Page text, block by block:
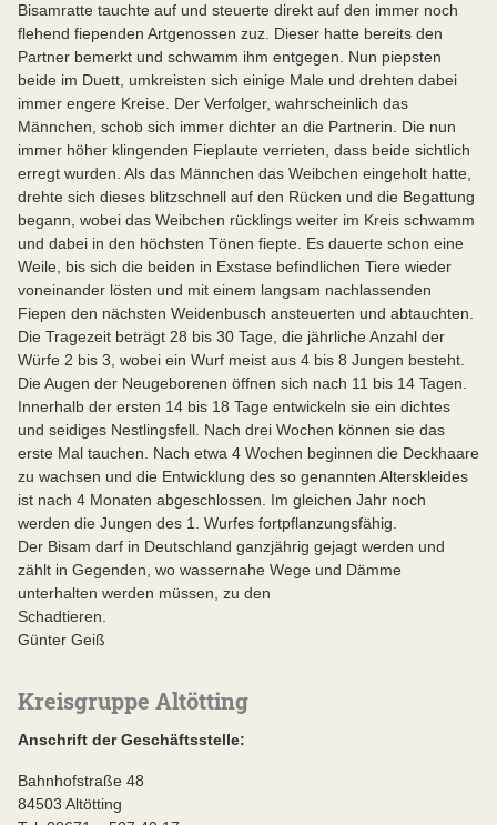
Bisamratte tauchte auf und steuerte direkt auf den immer noch
flehend fiependen Artgenossen zuz. Dieser hatte bereits den
Partner bemerkt und schwamm ihm entgegen. Nun piepsten
beide im Duett, umkreisten sich einige Male und drehten dabei
immer engere Kreise. Der Verfolger, wahrscheinlich das
Männchen, schob sich immer dichter an die Partnerin. Die nun
immer höher klingenden Fieplaute verrieten, dass beide sichtlich
erregt wurden. Als das Männchen das Weibchen eingeholt hatte,
drehte sich dieses blitzschnell auf den Rücken und die Begattung
begann, wobei das Weibchen rücklings weiter im Kreis schwamm
und dabei in den höchsten Tönen fiepte. Es dauerte schon eine
Weile, bis sich die beiden in Exstase befindlichen Tiere wieder
voneinander lösten und mit einem langsam nachlassenden
Fiepen den nächsten Weidenbusch ansteuerten und abtauchten.
Die Tragezeit beträgt 28 bis 30 Tage, die jährliche Anzahl der
Würfe 2 bis 3, wobei ein Wurf meist aus 4 bis 8 Jungen besteht.
Die Augen der Neugeborenen öffnen sich nach 11 bis 14 Tagen.
Innerhalb der ersten 14 bis 18 Tage entwickeln sie ein dichtes
und seidiges Nestlingsfell. Nach drei Wochen können sie das
erste Mal tauchen. Nach etwa 4 Wochen beginnen die Deckhaare
zu wachsen und die Entwicklung des so genannten Alterskleides
ist nach 4 Monaten abgeschlossen. Im gleichen Jahr noch
werden die Jungen des 1. Wurfes fortpflanzungsfähig.
Der Bisam darf in Deutschland ganzjährig gejagt werden und
zählt in Gegenden, wo wassernahe Wege und Dämme
unterhalten werden müssen, zu den
Günter Geiß
Kreisgruppe Altötting
Anschrift der Geschäftsstelle:
Bahnhofstraße 48
84503 Altötting